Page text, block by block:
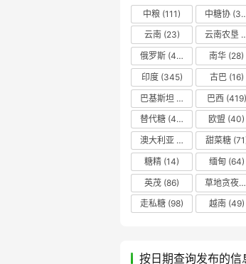
中粮 (111) 中糖协 (37)
云南(23) 云南农垦
俄罗斯 (43) 南华 (28)
印度(345) 古巴(16)
巴基斯坦
巴西(419)
替代糖 (48) 欧盟 (40)
澳大利亚
甜菜糖
糖精 (14) 缅甸 (64)
英茂 (86) 草地贪夜蛾
走私糖 (98) 越南(49)
按日期查询发布的信